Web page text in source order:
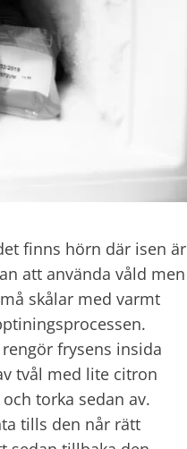
finns hörn där isen är
att använda våld men
skålar med varmt
frysens insida
tvål med lite citron
torka sedan av.
tills den når rätt